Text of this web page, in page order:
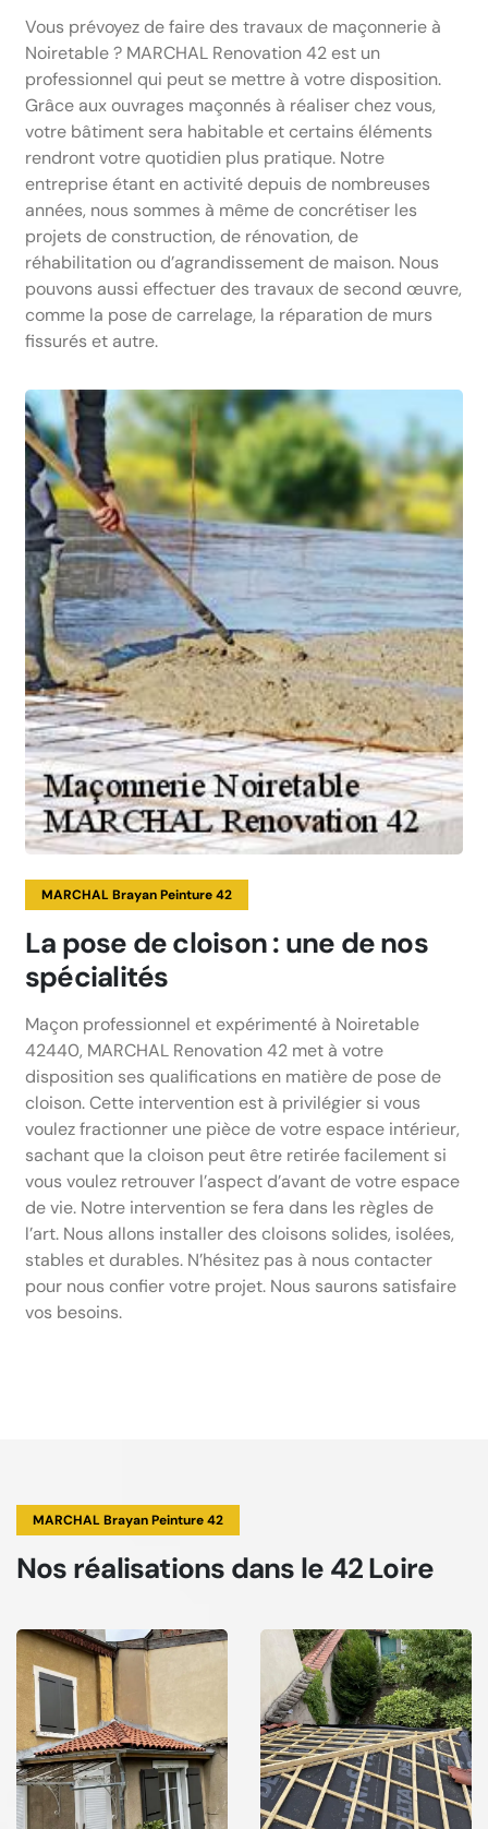
Vous prévoyez de faire des travaux de maçonnerie à
Noiretable ? MARCHAL Renovation 42 est un
professionnel qui peut se mettre à votre disposition.
Grâce aux ouvrages maçonnés à réaliser chez vous,
votre bâtiment sera habitable et certains éléments
rendront votre quotidien plus pratique. Notre
entreprise étant en activité depuis de nombreuses
années, nous sommes à même de concrétiser les
projets de construction, de rénovation, de
réhabilitation ou d’agrandissement de maison. Nous
pouvons aussi effectuer des travaux de second œuvre,
comme la pose de carrelage, la réparation de murs
fissurés et autre.
MARCHAL Brayan Peinture 42
La pose de cloison : une de nos
spécialités
Maçon professionnel et expérimenté à Noiretable
42440, MARCHAL Renovation 42 met à votre
disposition ses qualifications en matière de pose de
cloison. Cette intervention est à privilégier si vous
voulez fractionner une pièce de votre espace intérieur,
sachant que la cloison peut être retirée facilement si
vous voulez retrouver l’aspect d’avant de votre espace
de vie. Notre intervention se fera dans les règles de
l’art. Nous allons installer des cloisons solides, isolées,
stables et durables. N’hésitez pas à nous contacter
pour nous confier votre projet. Nous saurons satisfaire
vos besoins.
MARCHAL Brayan Peinture 42
Nos réalisations dans le 42 Loire